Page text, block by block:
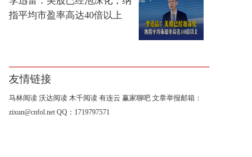
指平均市盈率高达40倍以上
友情链接
马林阅读 沃达阅读 木千阅读 有连云 赢家聊吧 文章举报邮箱：
zixun@cnfol.net QQ：1719797571